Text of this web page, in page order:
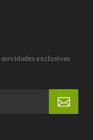
novidades exclusivas